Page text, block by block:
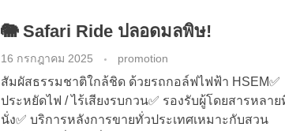
🐘 Safari Ride ปลอดมลพิษ!
16 กรกฎาคม 2025 promotion
สัมผัสธรรมชาติใกล้ชิด ด้วยรถกอล์ฟไฟฟ้า HSEM✅
ประหยัดไฟ / ไร้เสียงรบกวน✅ รองรับผู้โดยสารหลาย
นั่ง✅ บริการหลังการขายทั่วประเทศเหมาะกับสวน